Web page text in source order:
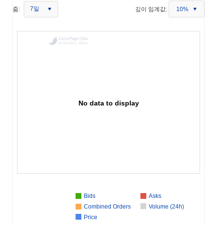
줌: 7일 깊이 임계값: 10%
No data to display
Bids
Asks
Combined Orders
Volume (24h)
Price